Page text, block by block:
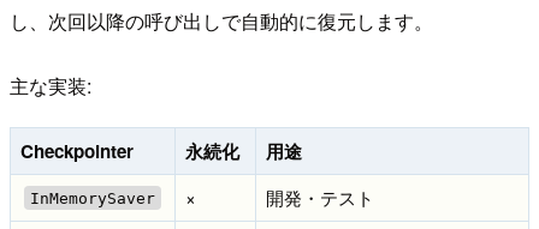
し、次回以降の呼び出しで自動的に復元します。
主な実装:
Checkpointer 永続化 用途
InMemorySaver × 開発・テスト